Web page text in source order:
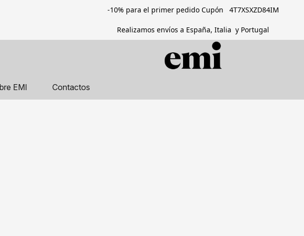
-10% para el primer pedido Cupón 4T7XSXZD84IM
Realizamos envíos a España, Italia y Portugal
EMI Contactos